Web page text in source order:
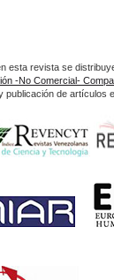
esta revista se
-No Comercial-
publicación de artículos